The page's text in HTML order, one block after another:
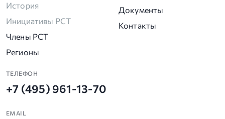
История
Инициативы РСТ
Члены РСТ
Регионы
Документы
Контакты
ТЕЛЕФОН
+7 (495) 961-13-70
EMAIL